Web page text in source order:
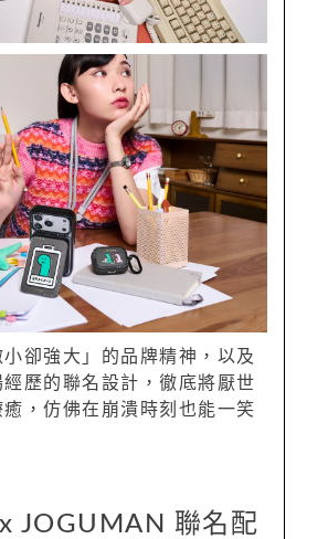
卻強大」的品牌精神，以及
經歷的聯名設計，徹底將厭世
癒，仿佛在崩潰時刻也能一笑
JOGUMAN 聯名配